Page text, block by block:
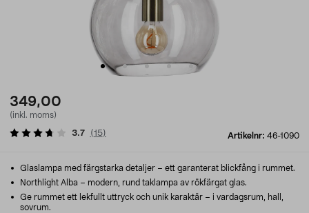
349,00
(inkl. moms)
Artikelnr: 46-1090
3.7 (15)
Glaslampa med färgstarka detaljer – ett garanterat blickfång i rummet.
Northlight Alba – modern, rund taklampa av rökfärgat glas.
Ge rummet ett lekfullt uttryck och unik karaktär – i vardagsrum, hall,
sovrum.